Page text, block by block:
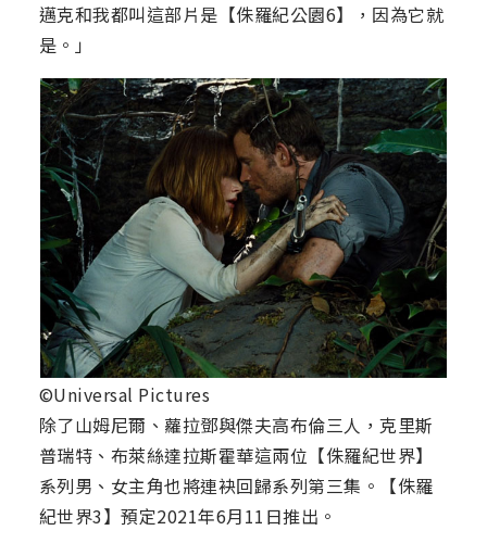
邁克和我都叫這部片是【侏羅紀公園6】，因為它就
是。」
©Universal Pictures
除了山姆尼爾、蘿拉鄧與傑夫高布倫三人，克里斯
普瑞特、布萊絲達拉斯霍華這兩位【侏羅紀世界】
系列男、女主角也將連袂回歸系列第三集。【侏羅
紀世界3】預定2021年6月11日推出。